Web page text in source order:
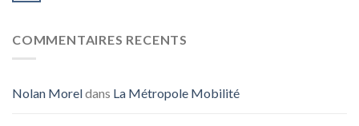
COMMENTAIRES RECENTS
Nolan Moreldans La Métropole Mobilité